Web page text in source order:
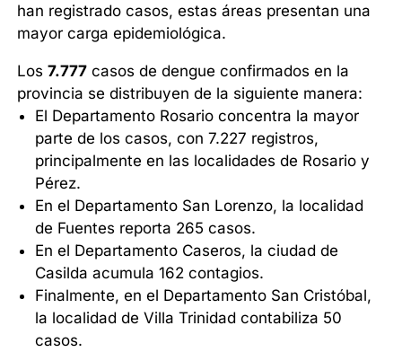
han registrado casos, estas áreas presentan una
mayor carga epidemiológica.
Los7.777 casos de dengue confirmados en la
provincia se distribuyen de la siguiente manera:
El Departamento Rosario concentra la mayor
parte de los casos, con 7.227 registros,
principalmente en las localidades de Rosario y
Pérez.
En el Departamento San Lorenzo, la localidad
de Fuentes reporta 265 casos.
En el Departamento Caseros, la ciudad de
Casilda acumula 162 contagios.
Finalmente, en el Departamento San Cristóbal,
la localidad de Villa Trinidad contabiliza 50
casos.